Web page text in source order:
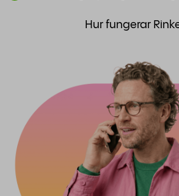
Hur fungerar